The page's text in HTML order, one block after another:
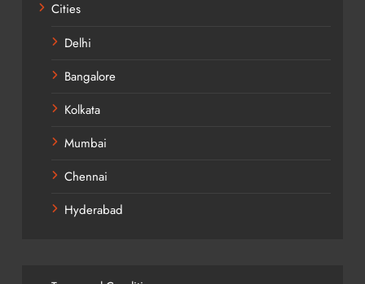
Cities
Delhi
Bangalore
Kolkata
Mumbai
Chennai
Hyderabad